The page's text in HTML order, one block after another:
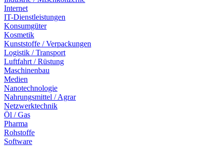
Internet
IT-Dienstleistungen
Konsumgüter
Kosmetik
Kunststoffe / Verpackungen
Logistik / Transport
Luftfahrt / Rüstung
Maschinenbau
Medien
Nanotechnologie
Nahrungsmittel / Agrar
Netzwerktechnik
Öl / Gas
Pharma
Rohstoffe
Software